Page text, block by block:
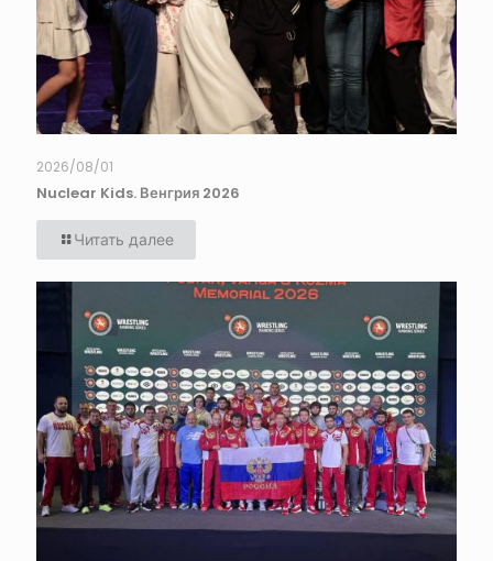
2026/08/01
Nuclear Kids. Венгрия 2026
Читать далее